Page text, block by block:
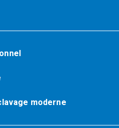
moderne